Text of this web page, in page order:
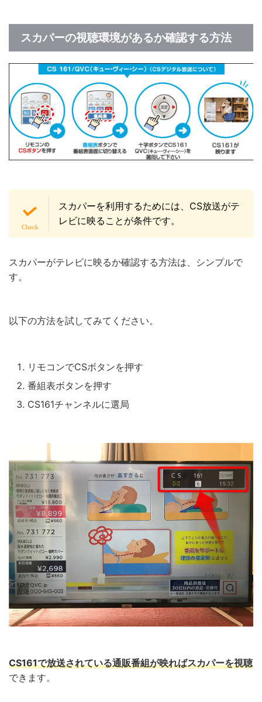
スカパーの視聴環境があるか確認する方法
スカパーを利用するためには、CS放送がテ
レビに映ることが条件です。
スカパーがテレビに映るか確認する方法は、シンプルで
す。
以下の方法を試してみてください。
リモコンでCSボタンを押す
番組表ボタンを押す
CS161チャンネルに選局
CS161で放送されている通販番組が映ればスカパーを視聴
できます。